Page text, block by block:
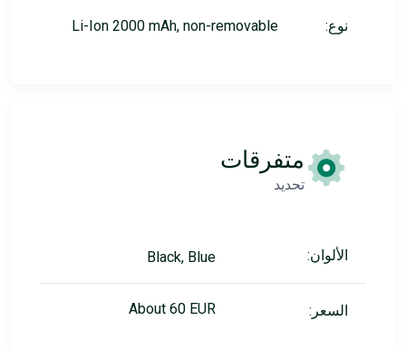
نوع: Li-Ion 2000 mAh, non-removable
متفرقات
تحديد
الألوان: Black, Blue
السعر: About 60 EUR